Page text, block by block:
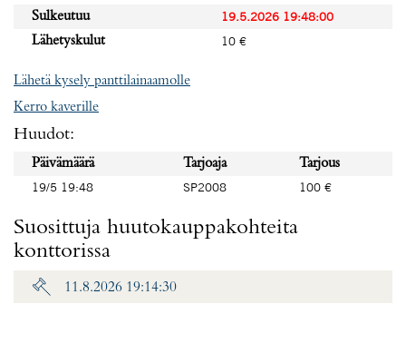
Sulkeutuu
19.5.2026 19:48:00
Lähetyskulut
10 €
Lähetä kysely panttilainaamolle
Kerro kaverille
Huudot:
Päivämäärä Tarjoaja
Tarjous
19/5 19:48
SP2008 100 €
Suosittuja huutokauppakohteita
konttorissa
11.8.2026 19:14:30